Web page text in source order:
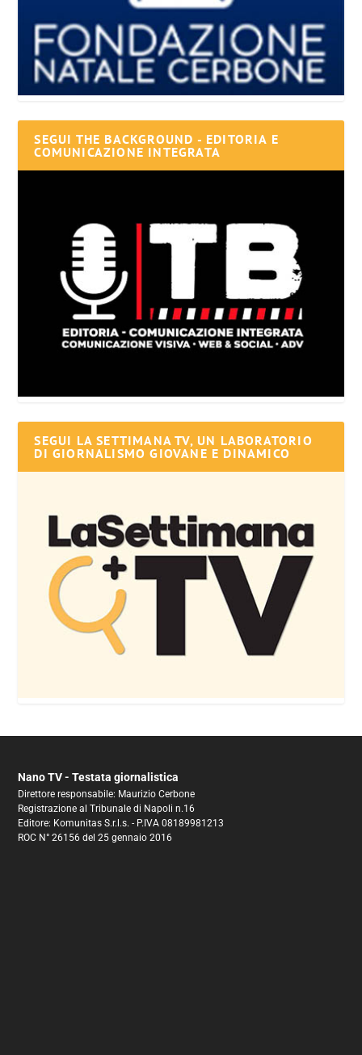
SEGUI THE BACKGROUND - EDITORIA E
COMUNICAZIONE INTEGRATA
SEGUI LA SETTIMANA TV, UN LABORATORIO
DI GIORNALISMO GIOVANE E DINAMICO
Nano TV - Testata giornalistica
Direttore responsabile: Maurizio Cerbone
Registrazione al Tribunale di Napoli n.16
Editore: Komunitas S.r.l.s. - P.IVA 08189981213
ROC N° 26156 del 25 gennaio 2016